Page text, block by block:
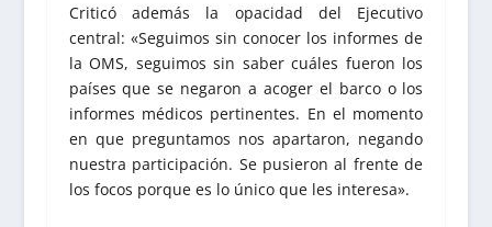
Criticó además la opacidad del Ejecutivo
central: «Seguimos sin conocer los informes de
la OMS, seguimos sin saber cuáles fueron los
países que se negaron a acoger el barco o los
informes médicos pertinentes. En el momento
en que preguntamos nos apartaron, negando
nuestra participación. Se pusieron al frente de
los focos porque es lo único que les interesa».